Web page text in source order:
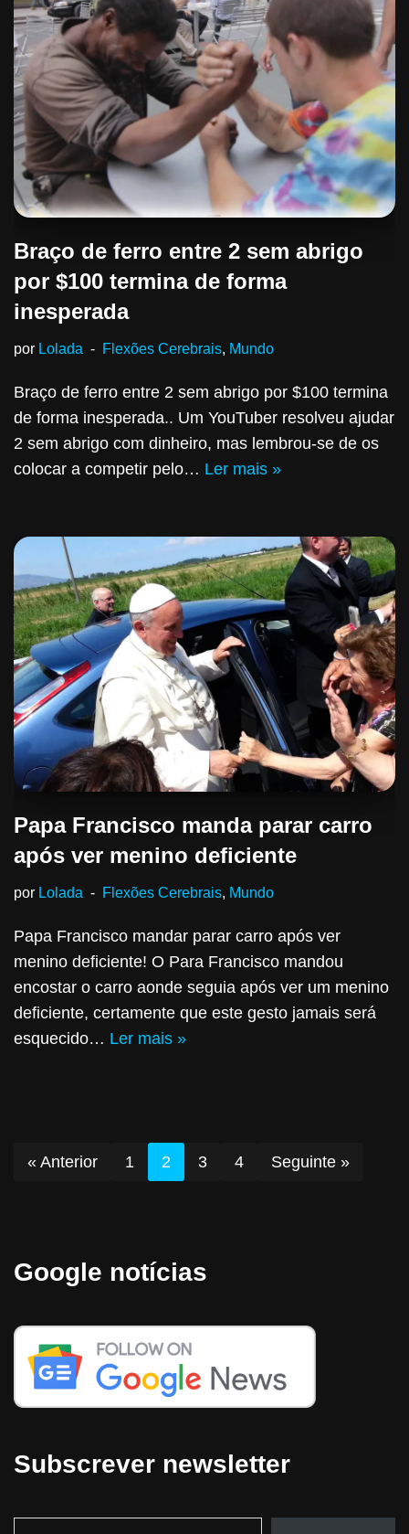
Braço de ferro entre 2 sem abrigo
por $100 termina de forma
inesperada
por Lolada Flexões Cerebrais, Mundo
Braço de ferro entre 2 sem abrigo por $100 termina
de forma inesperada.. Um YouTuber resolveu ajudar
2 sem abrigo com dinheiro, mas lembrou-se de os
colocar a competir pelo… Ler mais »
Papa Francisco manda parar carro
após ver menino deficiente
por Lolada Flexões Cerebrais, Mundo
Papa Francisco mandar parar carro após ver
menino deficiente! O Para Francisco mandou
encostar o carro aonde seguia após ver um menino
deficiente, certamente que este gesto jamais será
esquecido… Ler mais »
« Anterior 1 2 3 4 Seguinte »
Google notícias
Subscrever newsletter